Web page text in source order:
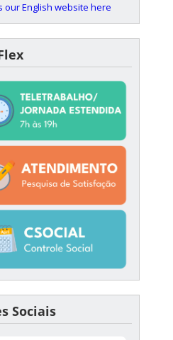
our English website here
Sociais